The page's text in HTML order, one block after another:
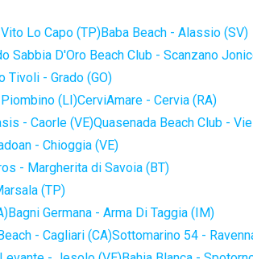
Lo Capo (TP)Baba Beach - Alassio (SV)
Sabbia D'Oro Beach Club - Scanzano
Tivoli - Grado (GO)
(LI)CerviAmare - Cervia (RA)
- Caorle (VE)Quasenada Beach Club -
- Chioggia (VE)
- Margherita di Savoia (BT)
(TP)
Bagni Germana - Arma Di Taggia (IM)
- Cagliari (CA)Sottomarino 54 -